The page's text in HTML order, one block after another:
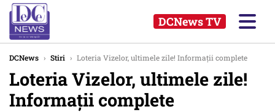
DCNews TV
DCNews › Stiri › Loteria Vizelor, ultimele zile! Informaţii complete
Loteria Vizelor, ultimele zile!
Informaţii complete